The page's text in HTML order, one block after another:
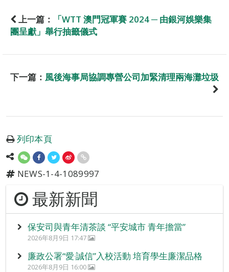
上一篇：
「WTT 澳門冠軍賽 2024 ─ 由銀河娛樂集
團呈獻」舉行抽籤儀式
下一篇： 風後海事局協調專營公司加緊清理兩海灘垃圾
列印本頁
NEWS-1-4-1089997
最新新聞
保安司與青年清茶談 “平安城市 青年擔當”
2026年8月9日 17:47
廉政公署“愛‧誠信”入校活動 培育學生廉潔品格
2026年8月9日 16:00